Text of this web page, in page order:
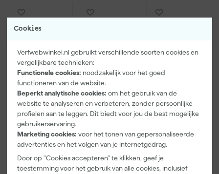
Cookies
Verfwebwinkel.nl gebruikt verschillende soorten cookies en
vergelijkbare technieken:
Functionele cookies: noodzakelijk voor het goed
functioneren van de website.
Beperkt analytische cookies: om het gebruik van de
website te analyseren en verbeteren, zonder persoonlijke
profielen aan te leggen. Dit biedt voor jou de best mogelijke
gebruikerservaring.
Marketing cookies: voor het tonen van gepersonaliseerde
advertenties en het volgen van je internetgedrag.
Door op "Cookies accepteren" te klikken, geef je
toestemming voor het gebruik van alle cookies, inclusief
Paintura
Lucamax
Washi tape -
50mx24mm
Morgen
bezorgd
Adviesprijs 6,00
Farrow & Ball
F&B
r
Morgen
bezorgd
Go!Paint Roll
And Go
12cm Roller -
0,5L + 5
Inzetbakken
Morgen
bezorgd